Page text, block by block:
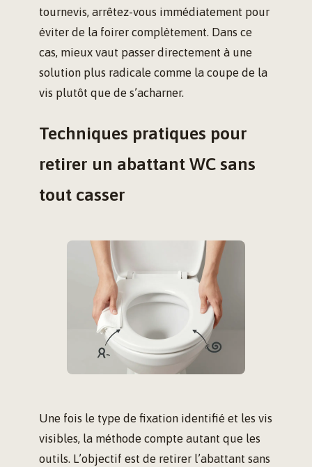
tournevis, arrêtez-vous immédiatement pour
éviter de la foirer complètement. Dans ce
cas, mieux vaut passer directement à une
solution plus radicale comme la coupe de la
vis plutôt que de s’acharner.
Techniques pratiques pour
retirer un abattant WC sans
tout casser
Une fois le type de fixation identifié et les vis
visibles, la méthode compte autant que les
outils. L’objectif est de retirer l’abattant sans